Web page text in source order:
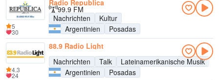
Radio Republica
99.9 FM
Nachrichten
Kultur
Argentinien
Posadas
5
30
88.9 Radio Light
Nachrichten
Talk
Lateinamerikanische Musik
Argentinien
Posadas
4.3
24